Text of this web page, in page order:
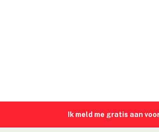
Ik meld me gratis aan